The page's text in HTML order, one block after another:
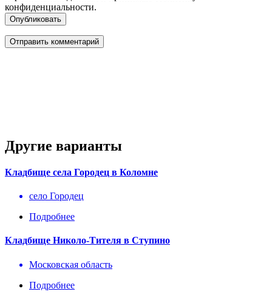
конфиденциальности.
Опубликовать
Другие варианты
Кладбище села Городец в Коломне
село Городец
Подробнее
Кладбище Николо-Тителя в Ступино
Московская область
Подробнее